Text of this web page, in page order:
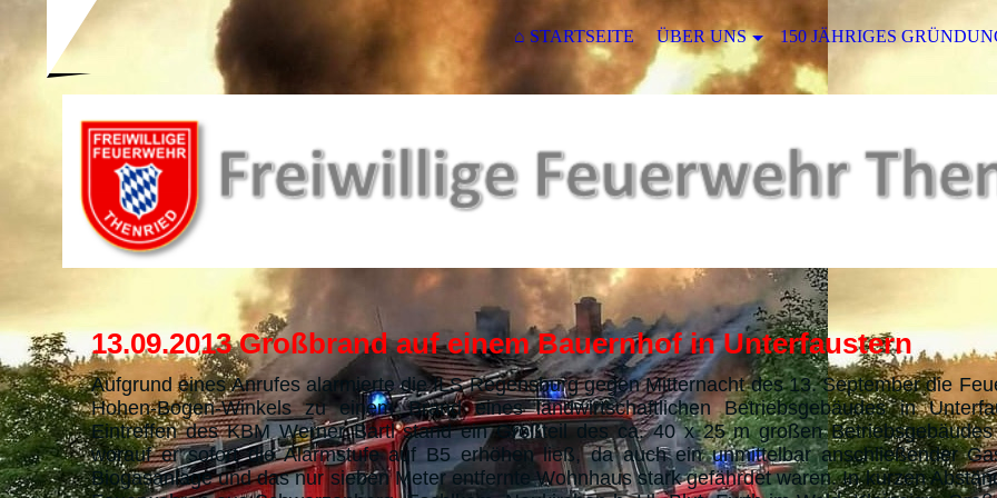
⌂ STARTSEITE ÜBER UNS 150 JÄHRIGES
13.09.2013 Großbrand auf einem Bauernhof in Unterfaustern
Aufgrund eines Anrufes alarmierte die ILS Regensburg gegen Mitternacht des 13. September die
Hohen-Bogen-Winkels zu einem Brand eines landwirtschaftlichen Betriebsgebäudes in
Eintreffen des KBM Werner Bartl stand ein Großteil des ca. 40 x 25 m großen
worauf er sofort die Alarmstufe auf B5 erhöhen ließ, da auch ein unmittelbar anschließender
Biogasanlage und das nur sieben Meter entfernte Wohnhaus stark gefährdet waren. In kurzen